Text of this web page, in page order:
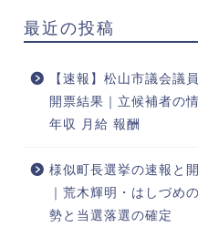
最近の投稿
【速報】松山市議会議
開票結果｜立候補者の
年収 月給 報酬
様似町長選挙の速報と
｜荒木輝明・はしづめ
勢と当選落選の確定